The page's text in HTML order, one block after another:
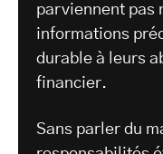
parviennent pas
informations
durable à leurs
financier.
Sans parler du